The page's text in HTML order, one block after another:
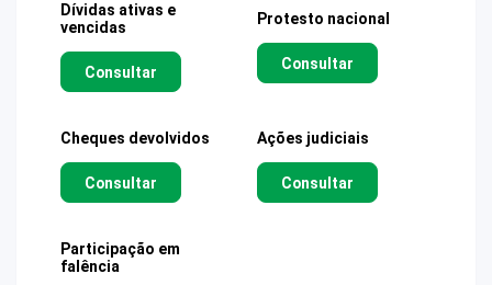
Dívidas ativas e
vencidas
Consultar
Protesto nacional
Consultar
Cheques devolvidos
Consultar
Ações judiciais
Consultar
Participação em
falência